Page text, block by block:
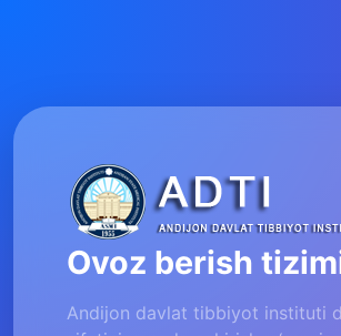
Ovoz berish
Andijon davlat tibbiyot instituti